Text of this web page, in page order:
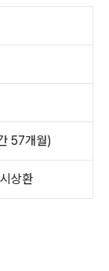
57개월)
상환